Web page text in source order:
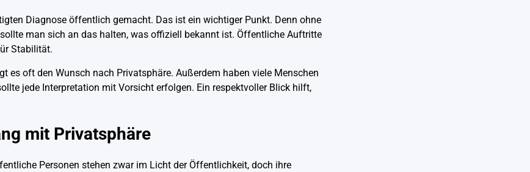
Diagnose öffentlich gemacht. Das ist ein wichtiger Punkt. Denn ohne
man sich an das halten, was offiziell bekannt ist. Öffentliche Auftritte
Stabilität.
es oft den Wunsch nach Privatsphäre. Außerdem haben viele Menschen
jede Interpretation mit Vorsicht erfolgen. Ein respektvoller Blick hilft,
mit Privatsphäre
Personen stehen zwar im Licht der Öffentlichkeit, doch ihre